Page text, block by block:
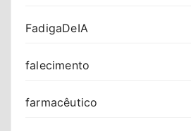
FadigaDeIA
falecimento
farmacêutico